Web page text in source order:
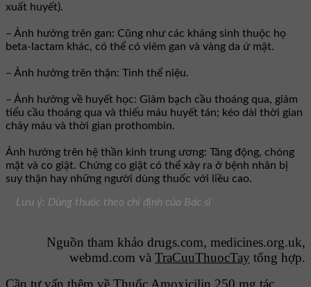
xuất huyết).
– Ảnh hưởng trên gan: Cũng như các kháng sinh thuộc họ
beta-lactam khác, có thể có viêm gan và vàng da ứ mật.
– Ảnh hưởng trên thận: Tinh thể niệu.
– Ảnh hưởng về huyết học: Giảm bạch cầu thoáng qua, giảm
tiểu cầu thoáng qua và thiếu máu huyết tán; kéo dài thời gian
chảy máu và thời gian prothombin.
Ảnh hưởng trên hệ thần kinh trung ương: Tăng động, chóng
mặt và co giật. Chứng co giật có thể xảy ra ở bệnh nhân bị
suy thận hay những người dùng thuốc với liều cao.
Lưu ý: Dùng thuốc theo chỉ định của Bác sĩ
Nguồn tham khảo drugs.com, medicines.org.uk,
webmd.com và TraCuuThuocTay tổng hợp.
Cần tư vấn thêm về Thuốc Amoxicilin 250 mg tác